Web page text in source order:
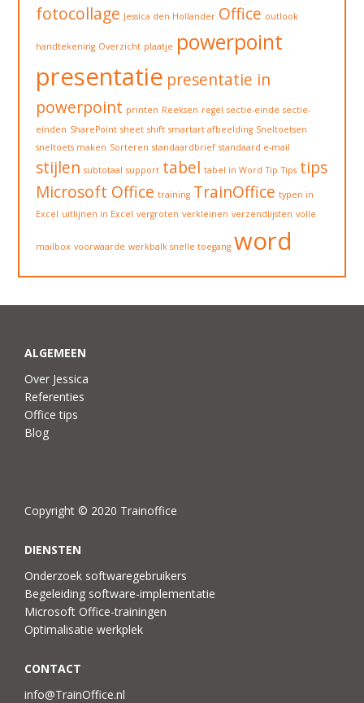
fotocollage Jessica den Hollander Office outlook
handtekening Overzicht plaatje powerpoint
presentatie presentatie in
powerpoint printen Reeksen regel sectie-einde sectie-
einden SharePoint sheet shift smartart afbeelding Sneltoetsen
sneltoets maken Sorteren standaardbrief standaard e-mail
stijlen subtotaal support tabel tabel in Word Tip Tips tips
Microsoft Office training TrainOffice typen in
Excel uitlijnen in Excel vergroten verkleinen verzendlijsten volle
mailbox voorwaarde werkbalk snelle toegang word
ALGEMEEN
Over Jessica
Referenties
Office tips
Blog
Copyright © 2020 Trainoffice
DIENSTEN
Onderzoek softwaregebruikers
Begeleiding software-implementatie
Microsoft Office-trainingen
Optimalisatie werkplek
CONTACT
info@TrainOffice.nl